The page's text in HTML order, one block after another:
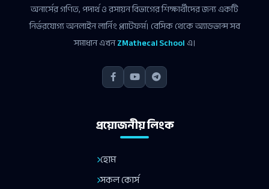
অনার্সের গণিত, পদার্থ ও রসায়ন বিভাগের শিক্ষার্থীদের জন্য একটি
নির্ভরযোগ্য অনলাইন লার্নিং প্ল্যাটফর্ম। বেসিক থেকে অ্যাডভান্স সব
সমাধান এখনZMathecal Schoolএ।
প্রয়োজনীয় লিংক
হোম
সকল কোর্স